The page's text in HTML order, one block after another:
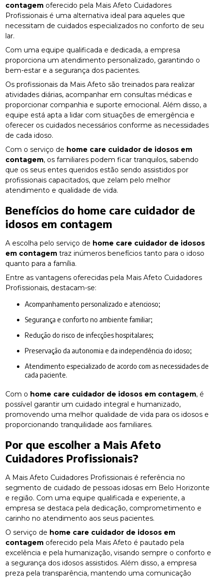
contagem oferecido pela Mais Afeto Cuidadores
Profissionais é uma alternativa ideal para aqueles que
necessitam de cuidados especializados no conforto de seu
lar.
Com uma equipe qualificada e dedicada, a empresa
proporciona um atendimento personalizado, garantindo o
bem-estar e a segurança dos pacientes.
Os profissionais da Mais Afeto são treinados para realizar
atividades diárias, acompanhar em consultas médicas e
proporcionar companhia e suporte emocional. Além disso, a
equipe está apta a lidar com situações de emergência e
oferecer os cuidados necessários conforme as necessidades
de cada idoso.
Com o serviço de home care cuidador de idosos em
contagem, os familiares podem ficar tranquilos, sabendo
que os seus entes queridos estão sendo assistidos por
profissionais capacitados, que zelam pelo melhor
atendimento e qualidade de vida.
Benefícios do home care cuidador de
idosos em contagem
A escolha pelo serviço de home care cuidador de idosos
em contagem traz inúmeros benefícios tanto para o idoso
quanto para a família.
Entre as vantagens oferecidas pela Mais Afeto Cuidadores
Profissionais, destacam-se:
Acompanhamento personalizado e atencioso;
Segurança e conforto no ambiente familiar;
Redução do risco de infecções hospitalares;
Preservação da autonomia e da independência do idoso;
Atendimento especializado de acordo com as necessidades de
cada paciente.
Com o home care cuidador de idosos em contagem, é
possível garantir um cuidado integral e humanizado,
promovendo uma melhor qualidade de vida para os idosos e
proporcionando tranquilidade aos familiares.
Por que escolher a Mais Afeto
Cuidadores Profissionais?
A Mais Afeto Cuidadores Profissionais é referência no
segmento de cuidado de pessoas idosas em Belo Horizonte
e região. Com uma equipe qualificada e experiente, a
empresa se destaca pela dedicação, comprometimento e
carinho no atendimento aos seus pacientes.
O serviço de home care cuidador de idosos em
contagem oferecido pela Mais Afeto é pautado pela
excelência e pela humanização, visando sempre o conforto e
a segurança dos idosos assistidos. Além disso, a empresa
preza pela transparência, mantendo uma comunicação